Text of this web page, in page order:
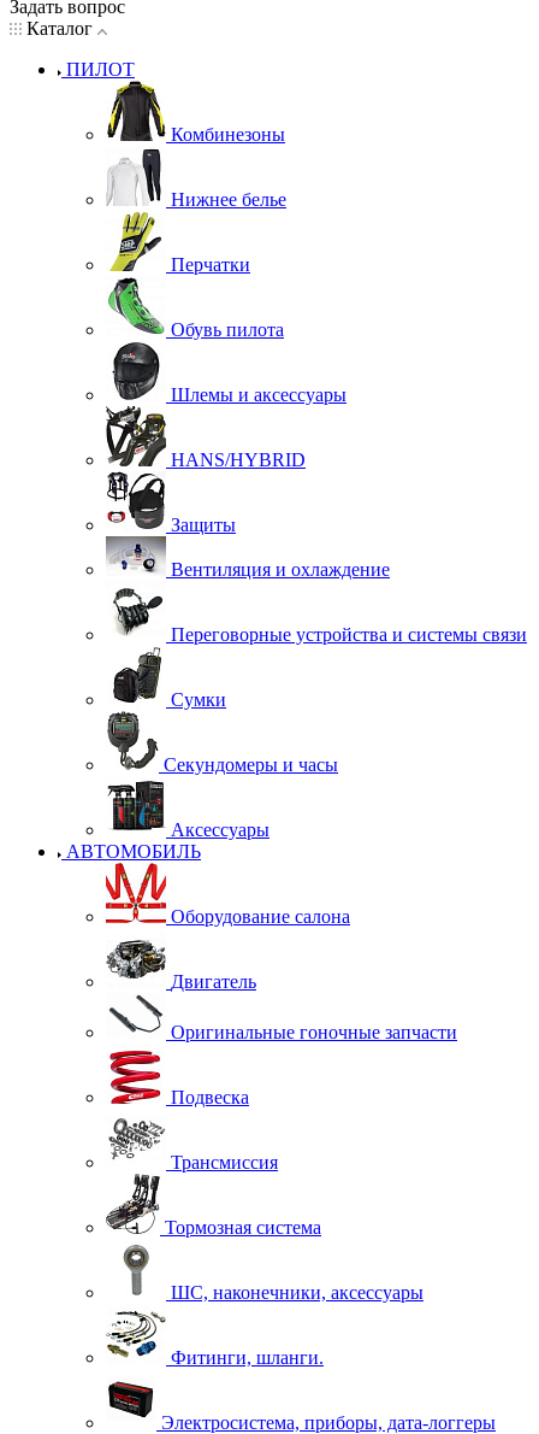
Задать вопрос
Каталог
ПИЛОТ
Комбинезоны
Нижнее белье
Перчатки
Обувь пилота
Шлемы и аксессуары
HANS/HYBRID
Защиты
Вентиляция и охлаждение
Переговорные устройства и системы связи
Сумки
Секундомеры и часы
Аксессуары
АВТОМОБИЛЬ
Оборудование салона
Двигатель
Оригинальные гоночные запчасти
Подвеска
Трансмиссия
Тормозная система
ШС, наконечники, аксессуары
Фитинги, шланги.
Электросистема, приборы, дата-логгеры